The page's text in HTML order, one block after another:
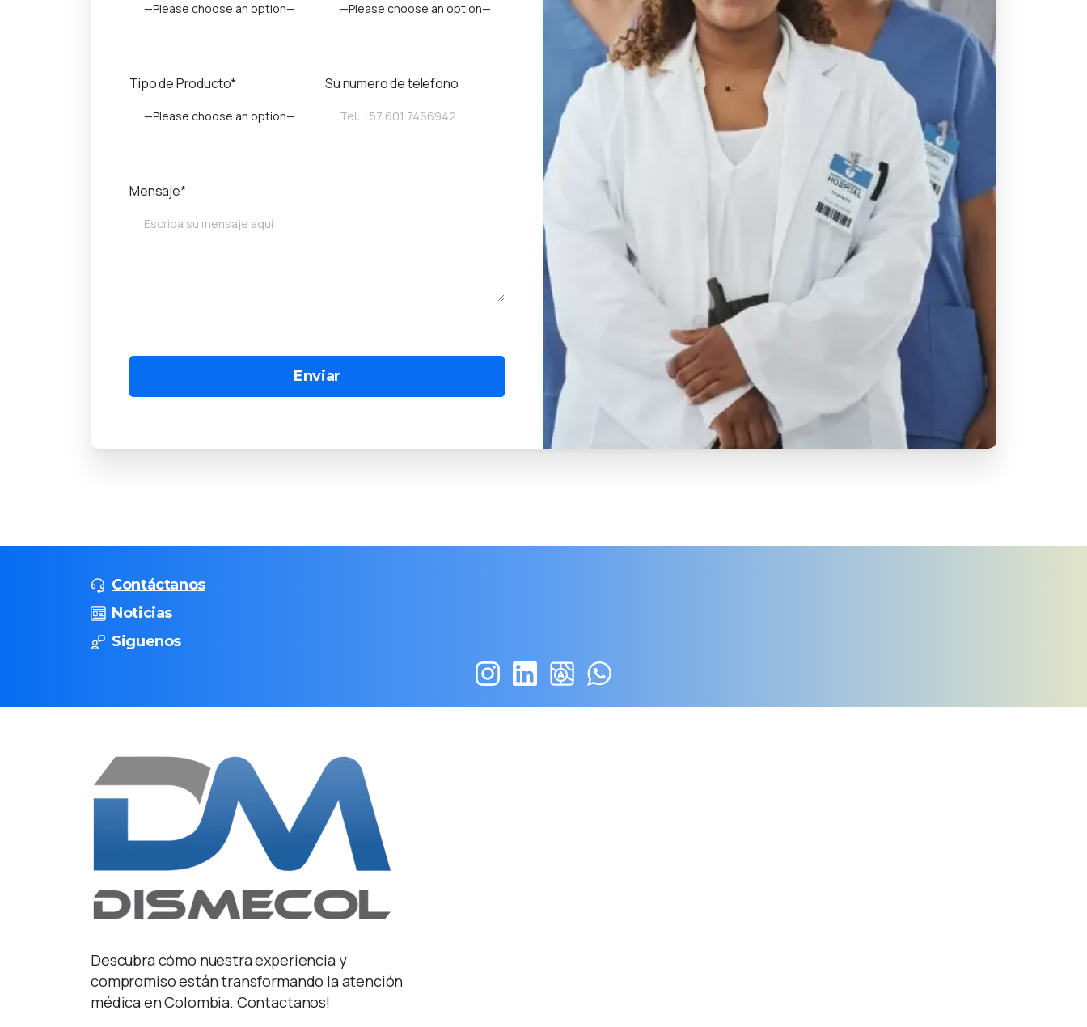
—Please choose an option— —Please choose an option—
Tipo de Producto*
—Please choose an option—
Su numero de telefono
Mensaje*
Contáctanos
Noticias
Siguenos
Descubra cómo nuestra experiencia y
compromiso están transformando la atención
médica en Colombia. Contactanos!